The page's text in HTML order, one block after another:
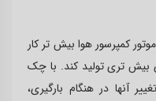
کمپرسور هوا بیش تر کار
بیش تری تولید کند. با چک
آنها در هنگام بارگیری،